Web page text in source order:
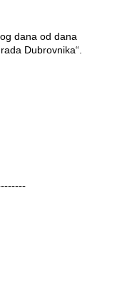
dana od dana
Dubrovnika“.